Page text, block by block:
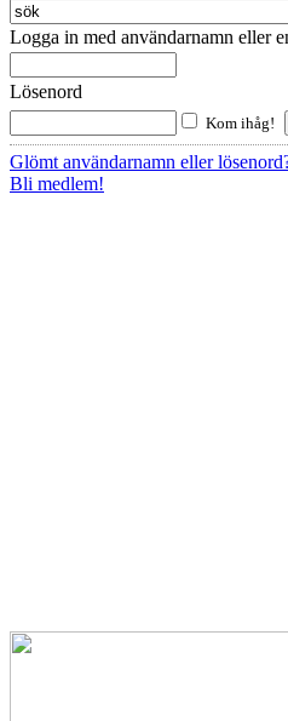
Logga in med användarnamn eller
Lösenord
Kom ihåg!
Glömt användarnamn eller
Bli medlem!